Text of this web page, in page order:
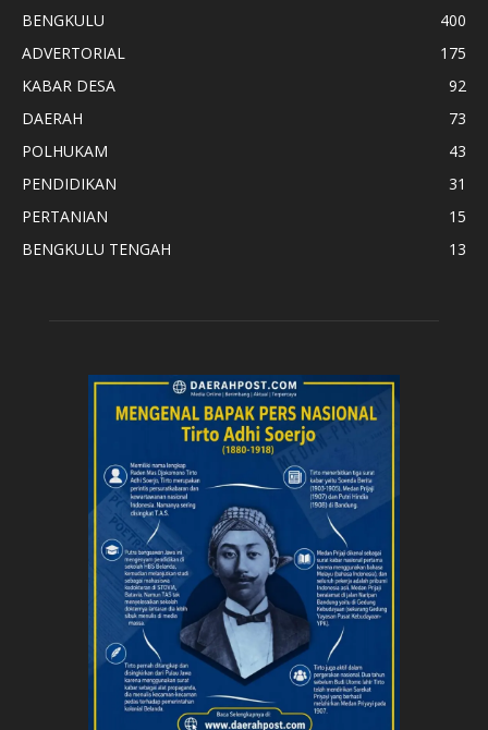
BENGKULU
400
ADVERTORIAL
175
KABAR DESA
92
DAERAH
73
POLHUKAM
43
PENDIDIKAN
31
PERTANIAN
15
BENGKULU TENGAH
13